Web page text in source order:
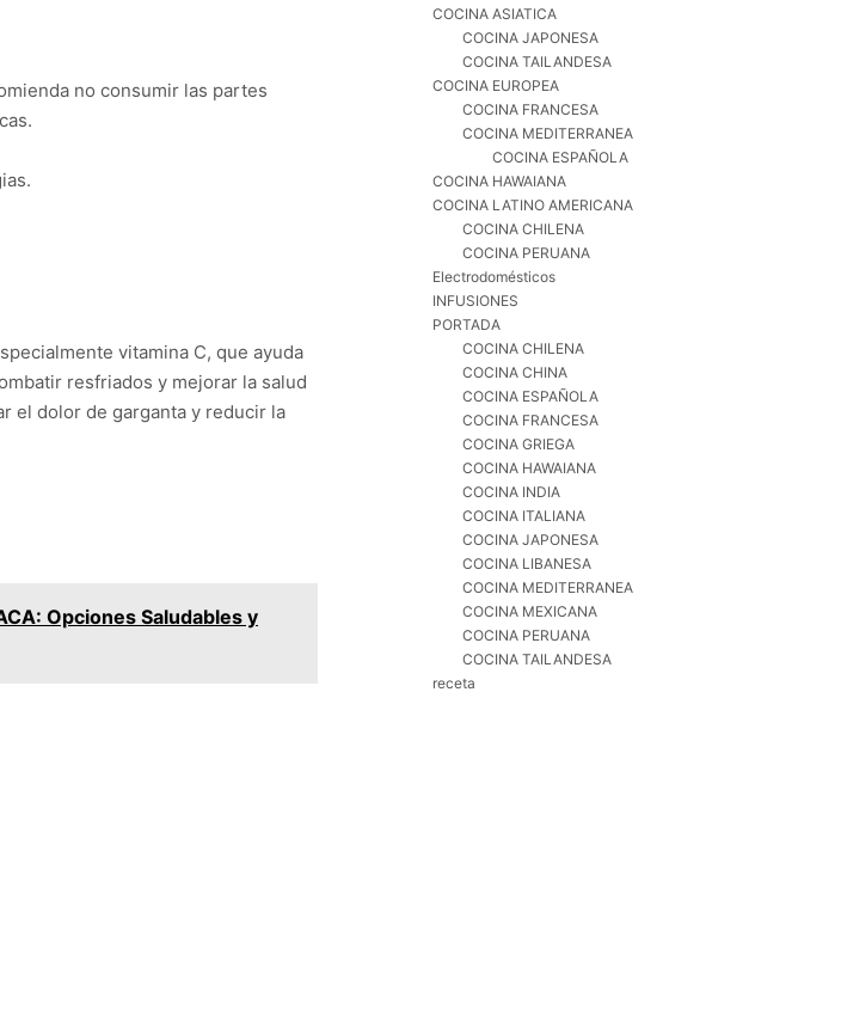
no consumir las partes
vitamina C, que ayuda
resfriados y mejorar la salud
el dolor de garganta y reducir la
Opciones Saludables y
INDUCCIÓN, THERMO-SPOT,
MANGO ROBUSTO
( 4651829 ) 31,99 €
YASHE JUEGO DE OLLAS Y
SARTENES 15 PIEZAS,
REVESTIMIENTO
ANTIADHERENTE GRANITO,
MANGOS DESMONTABLES,
APILABLE, FÁCIL DE
LIMPIAR, COMPATIBLE CON
INDUCCIÓN, GAS Y
VITROCERÁMICA, BLANCO |
ALUMINIO ANTIADHERENTE
CON DOS MANGOS
EXTRAÍBLES; APTA PARA
HORNO Y APILABLE PARA
COCINA ASIATICA
COCINA JAPONESA
COCINA TAILANDESA
COCINA EUROPEA
COCINA FRANCESA
COCINA MEDITERRANEA
COCINA ESPAÑOLA
COCINA HAWAIANA
COCINA LATINO AMERICANA
COCINA CHILENA
COCINA PERUANA
Electrodomésticos
INFUSIONES
PORTADA
COCINA CHILENA
COCINA CHINA
COCINA ESPAÑOLA
COCINA FRANCESA
COCINA GRIEGA
COCINA HAWAIANA
COCINA INDIA
COCINA ITALIANA
COCINA JAPONESA
COCINA LIBANESA
COCINA MEDITERRANEA
COCINA MEXICANA
COCINA PERUANA
COCINA TAILANDESA
receta